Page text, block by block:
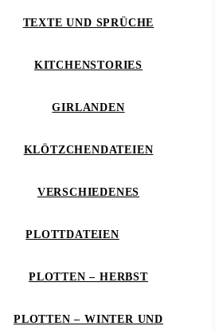
TEXTE UND SPRÜCHE
KITCHENSTORIES
GIRLANDEN
KLÖTZCHENDATEIEN
VERSCHIEDENES
PLOTTDATEIEN
PLOTTEN – HERBST
PLOTTEN – WINTER UND